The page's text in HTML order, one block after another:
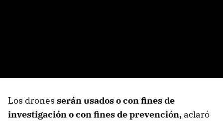
Los drones serán usados o con fines de
investigación o con fines de prevención, aclaró